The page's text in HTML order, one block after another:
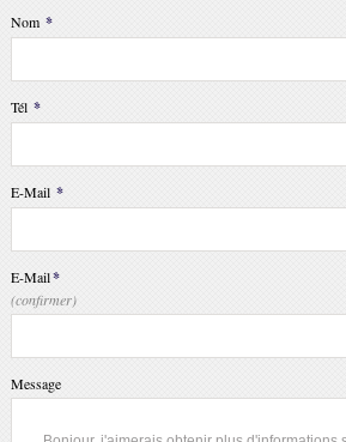
Nom *
Tél *
E-Mail *
E-Mail*
(confirmer)
Message